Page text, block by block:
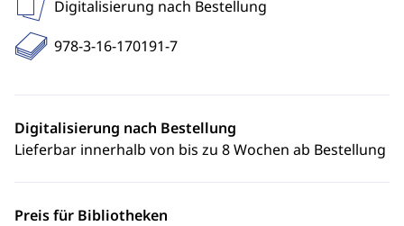
Digitalisierung nach Bestellung
978-3-16-170191-7
Digitalisierung nach Bestellung
Lieferbar innerhalb von bis zu 8 Wochen ab Bestellung
Preis für Bibliotheken